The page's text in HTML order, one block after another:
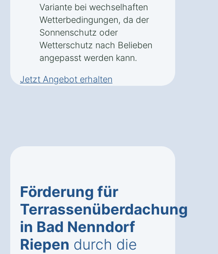
Variante bei wechselhaften
Wetterbedingungen, da der
Sonnenschutz oder
Wetterschutz nach Belieben
angepasst werden kann.
Jetzt Angebot erhalten
Förderung für
Terrassenüberdachung
in Bad Nenndorf
Riepen durch die